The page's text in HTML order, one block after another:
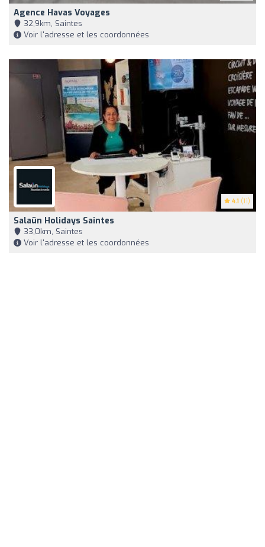
Agence Havas Voyages
32,9km, Saintes
Voir l'adresse et les coordonnées
4.1 (11)
Salaün Holidays Saintes
33,0km, Saintes
Voir l'adresse et les coordonnées